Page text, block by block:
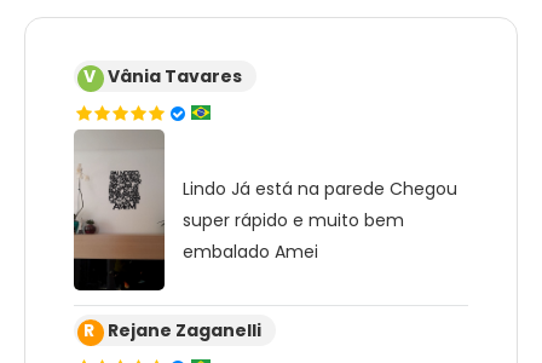
V Vânia Tavares
Lindo Já está na parede Chegou
super rápido e muito bem
embalado Amei
R Rejane Zaganelli